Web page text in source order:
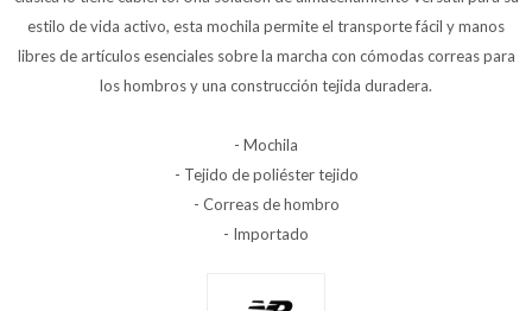
estilo de vida activo, esta mochila permite el transporte fácil y manos
libres de artículos esenciales sobre la marcha con cómodas correas para
los hombros y una construcción tejida duradera.
- Mochila
- Tejido de poliéster tejido
- Correas de hombro
- Importado